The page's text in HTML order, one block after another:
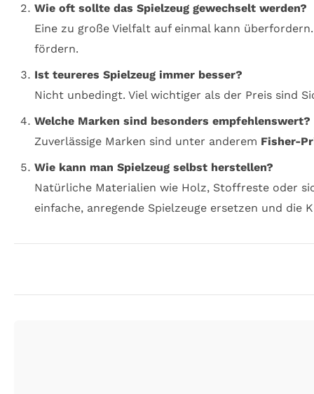
Wie oft sollte das Spielzeug gewechselt werden?
Eine zu große Vielfalt auf einmal kann
fördern.
Ist teureres Spielzeug immer besser?
Nicht unbedingt. Viel wichtiger als der Preis sind
Welche Marken sind besonders empfehlenswert?
Zuverlässige Marken sind unter anderem Fisher-
Wie kann man Spielzeug selbst herstellen?
Natürliche Materialien wie Holz, Stoffreste oder
einfache, anregende Spielzeuge ersetzen und die